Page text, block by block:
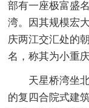
部有一座极富盛
湾。因其规模宏
庆两江交汇处的
名，称其为小重庆
天星桥湾坐
的复四合院式建